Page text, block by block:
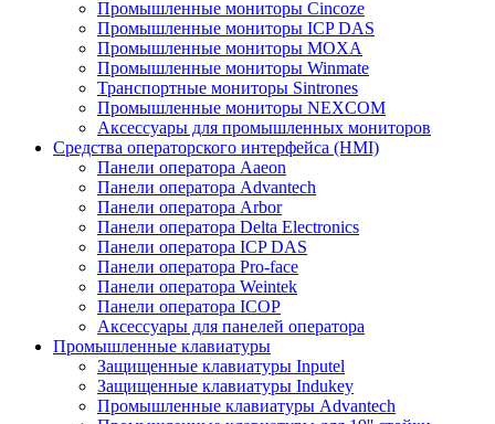
Промышленные мониторы Cincoze
Промышленные мониторы ICP DAS
Промышленные мониторы MOXA
Промышленные мониторы Winmate
Транспортные мониторы Sintrones
Промышленные мониторы NEXCOM
Аксессуары для промышленных мониторов
Средства операторского интерфейса (HMI)
Панели оператора Aaeon
Панели оператора Advantech
Панели оператора Arbor
Панели оператора Delta Electronics
Панели оператора ICP DAS
Панели оператора Pro-face
Панели оператора Weintek
Панели оператора ICOP
Аксессуары для панелей оператора
Промышленные клавиатуры
Защищенные клавиатуры Inputel
Защищенные клавиатуры Indukey
Промышленные клавиатуры Advantech